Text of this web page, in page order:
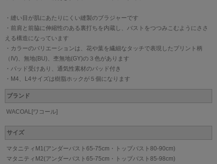
・縫い目が肌にあたりにくい縫製のブラジャーです
・前肩と前脇に伸縮性のある裏打ちを内蔵し、バストをつつみこむようにささ
える構造になっています
・カラーのバリエーションは、花や葉を繊細なタッチで表現したプリント柄
（IV)、無地(BU)、杢無地(GY)の３色があります
・パッド受けあり、通気性素材のパッド付き
・M4、L4サイズは樹脂ホックが５個になります
ブランド
WACOAL[ワコール]
サイズ
マタニティM1(アンダーバスト65-75cm・トップバスト80-90cm)
マタニティM2(アンダーバスト65-75cm・トップバスト85-98cm)